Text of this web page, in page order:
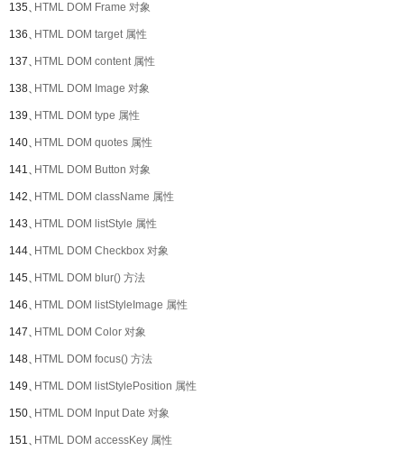
135、HTML DOM Frame 对象
136、HTML DOM target 属性
137、HTML DOM content 属性
138、HTML DOM Image 对象
139、HTML DOM type 属性
140、HTML DOM quotes 属性
141、HTML DOM Button 对象
142、HTML DOM className 属性
143、HTML DOM listStyle 属性
144、HTML DOM Checkbox 对象
145、HTML DOM blur() 方法
146、HTML DOM listStyleImage 属性
147、HTML DOM Color 对象
148、HTML DOM focus() 方法
149、HTML DOM listStylePosition 属性
150、HTML DOM Input Date 对象
151、HTML DOM accessKey 属性